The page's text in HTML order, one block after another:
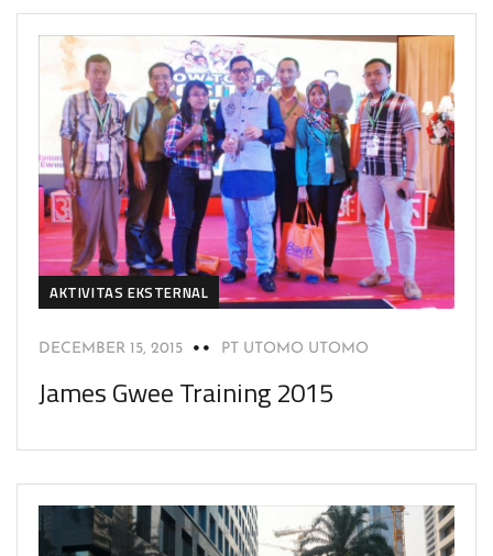
AKTIVITAS EKSTERNAL
DECEMBER 15, 2015 PT UTOMO UTOMO
James Gwee Training 2015